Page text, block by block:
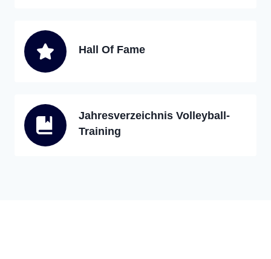
Hall Of Fame
Jahresverzeichnis Volleyball-
Training